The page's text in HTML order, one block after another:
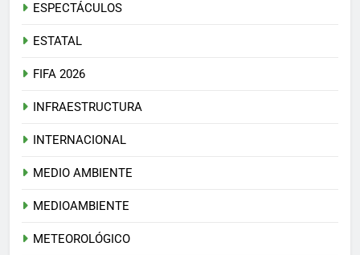
ESPECTÁCULOS
ESTATAL
FIFA 2026
INFRAESTRUCTURA
INTERNACIONAL
MEDIO AMBIENTE
MEDIOAMBIENTE
METEOROLÓGICO